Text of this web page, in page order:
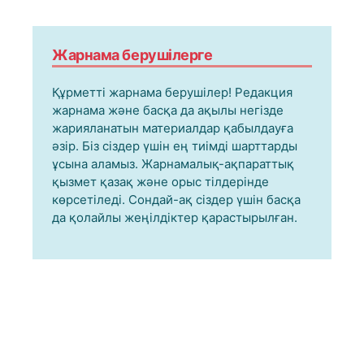
Жарнама берушілерге
Құрметті жарнама берушілер! Редакция
жарнама және басқа да ақылы негізде
жарияланатын материалдар қабылдауға
әзір. Біз сіздер үшін ең тиімді шарттарды
ұсына аламыз. Жарнамалық-ақпараттық
қызмет қазақ және орыс тілдерінде
көрсетіледі. Сондай-ақ сіздер үшін басқа
да қолайлы жеңілдіктер қарастырылған.